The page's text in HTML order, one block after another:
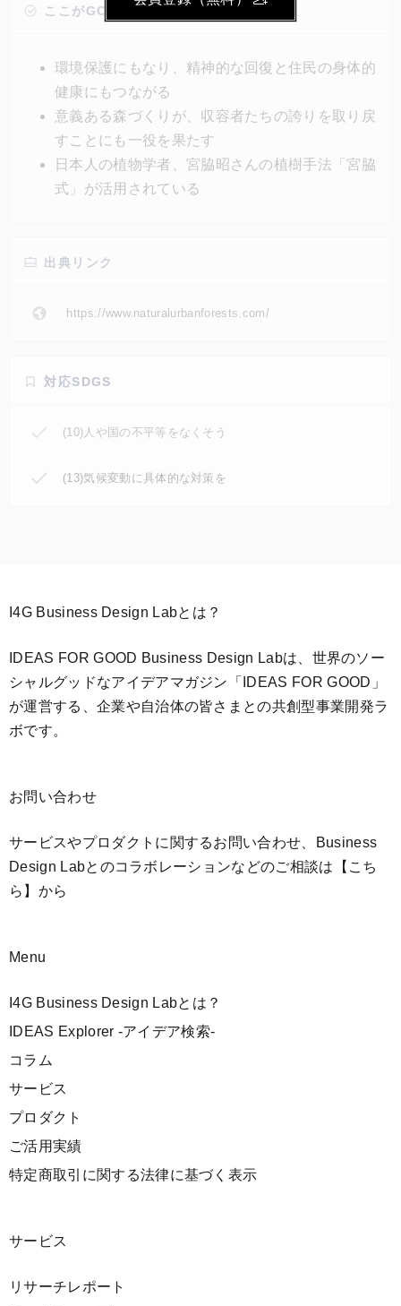
トルの広さに収容者が5,000本の木を植え、荒れた土
意義ある森づくりは、収容者たちの誇りを取り戻すこ
とにも一役を果たしている。
ここがGOOD!
環境保護にもなり、精神的な回復と住民の身体的
健康にもつながる
意義ある森づくりが、収容者たちの誇りを取り戻
すことにも一役を果たす
日本人の植物学者、宮脇昭さんの植樹手法「宮脇
式」が活用されている
出典リンク
https://www.naturalurbanforests.com/
対応SDGS
(10)人や国の不平等をなくそう
(13)気候変動に具体的な対策を
I4G Business Design Labとは？
IDEAS FOR GOOD Business Design Labは、世界のソー
シャルグッドなアイデアマガジン「IDEAS FOR GOOD」
が運営する、企業や自治体の皆さまとの共創型事業開発ラ
ボです。
お問い合わせ
サービスやプロダクトに関するお問い合わせ、Business
Design Labとのコラボレーションなどのご相談は 【こち
ら】 から
Menu
I4G Business Design Labとは？
IDEAS Explorer -アイデア検索-
コラム
サービス
プロダクト
ご活用実績
特定商取引に関する法律に基づく表示
サービス
リサーチレポート